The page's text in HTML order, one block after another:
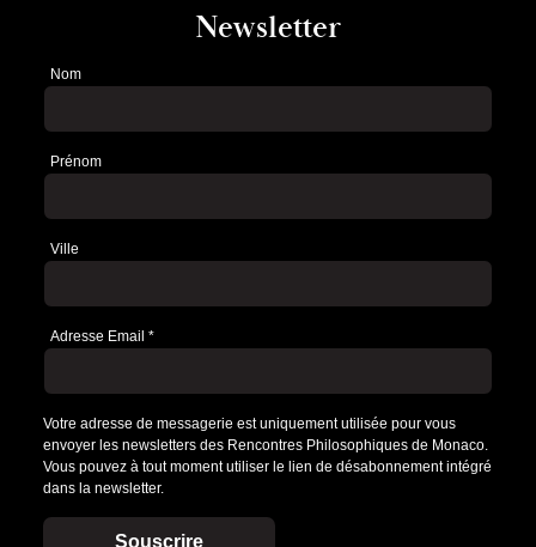
Newsletter
Newsletter
Nom
Prénom
Ville
Adresse Email *
Votre adresse de messagerie est uniquement utilisée pour vous
envoyer les newsletters des Rencontres Philosophiques de Monaco.
Vous pouvez à tout moment utiliser le lien de désabonnement intégré
dans la newsletter.
Souscrire